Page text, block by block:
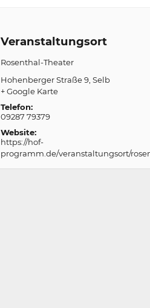
Veranstaltungsort
Rosenthal-Theater
Hohenberger Straße 9 Selb
+ Google Karte
Telefon:
09287 79379
Website:
https://hof-
programm.de/veranstaltungsort/